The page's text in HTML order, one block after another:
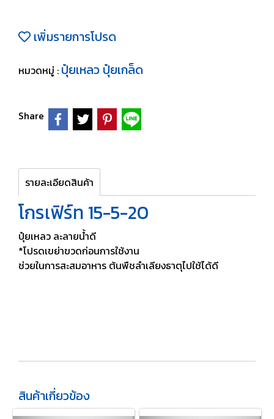
เพิ่มรายการโปรด
หมวดหมู่ : ปุ๋ยเหลว ปุ๋ยเกล็ด
Share
รายละเอียดสินค้า
โกรเฟิร์ท 15-5-20
ปุ๋ยเหลว ละลายน้ำดี
*โปรดเขย่าขวดก่อนการใช้งาน
ช่วยในการสะสมอาหาร ต้นพืชลำเลียงธาตุไปใช้ได้ดี
สินค้าเกี่ยวข้อง